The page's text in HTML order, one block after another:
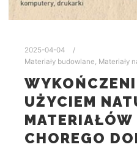
2025-04-04
Materiały budowlane Materiały
UŻYCIEM
MATERIAŁÓW
CHOREGO